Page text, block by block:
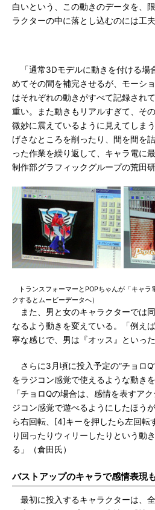
白いという、この動きのデータを、
ラクターの中に落とし込むのには工
「通常3Dモデルに動きを付ける場
めてその間を補完させるが、モーシ
はそれぞれの動きがすべて記録され
重い。また動きもリアルすぎて、そ
微妙に震えているように見えてしま
げさなところを削ったり、間を間を
った作業を繰り返して、キャラ電に
制作部グラフィックグループの荒田研
トランスフォーマーとPOPちゃんが「キャラ
クするとムービーデータへ）
また、男と女のキャラクターでは
なるよう動きを変えている。「例え
寧な感じで、男は『オッス』といっ
さらに3月頃に投入予定の“チョロ
をラジコン感覚で使えるような動き
「チョロQの場合は、感情を表すア
ジコン感覚で遊べるようにしたほう
ら右回転、[4]キーを押したら左回転
り回ったりウィリーしたりという動
る」（倉田氏）
バストアップのキャラで感情表現
最初に投入するキャラクターは、